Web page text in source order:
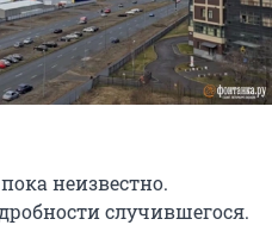
неизвестно.
случившегося.